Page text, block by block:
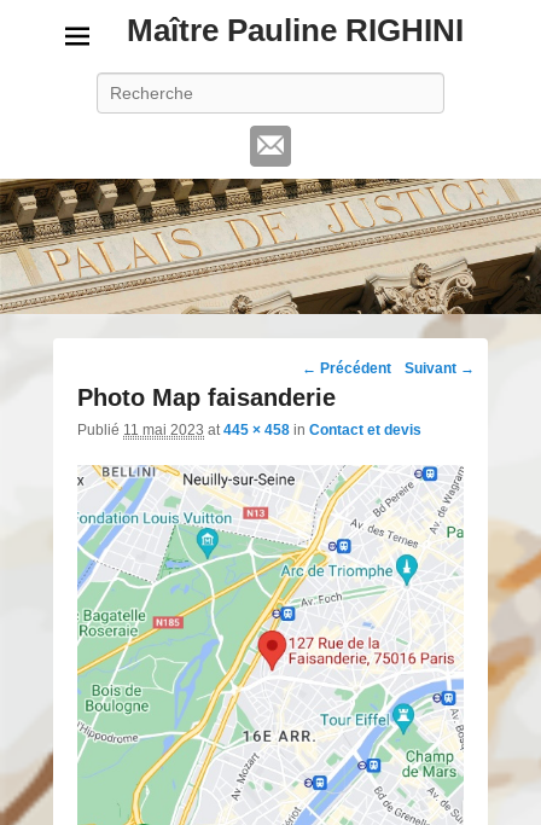
Maître Pauline RIGHINI
Navigation
d'image
← Précédent Suivant →
Photo Map faisanderie
Publié 11 mai 2023 at445 × 458 in Contact et devis